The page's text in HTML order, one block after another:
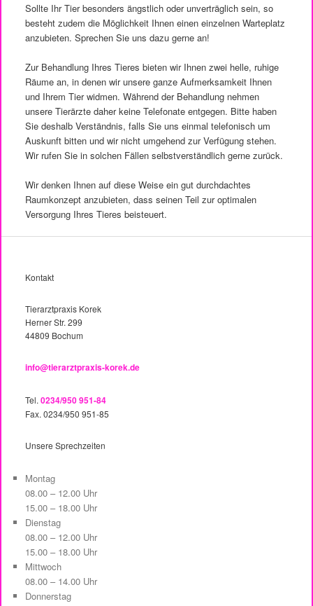
Sollte Ihr Tier besonders ängstlich oder unverträglich sein, so
besteht zudem die Möglichkeit Ihnen einen einzelnen Warteplatz
anzubieten. Sprechen Sie uns dazu gerne an!
Zur Behandlung Ihres Tieres bieten wir Ihnen zwei helle, ruhige
Räume an, in denen wir unsere ganze Aufmerksamkeit Ihnen
und Ihrem Tier widmen. Während der Behandlung nehmen
unsere Tierärzte daher keine Telefonate entgegen. Bitte haben
Sie deshalb Verständnis, falls Sie uns einmal telefonisch um
Auskunft bitten und wir nicht umgehend zur Verfügung stehen.
Wir rufen Sie in solchen Fällen selbstverständlich gerne zurück.
Wir denken Ihnen auf diese Weise ein gut durchdachtes
Raumkonzept anzubieten, dass seinen Teil zur optimalen
Versorgung Ihres Tieres beisteuert.
Kontakt
Tierarztpraxis Korek
Herner Str. 299
44809 Bochum
info@tierarztpraxis-korek.de
Tel. 0234/950 951-84
Fax. 0234/950 951-85
Unsere Sprechzeiten
Montag
08.00 – 12.00 Uhr
15.00 – 18.00 Uhr
Dienstag
08.00 – 12.00 Uhr
15.00 – 18.00 Uhr
Mittwoch
08.00 – 14.00 Uhr
Donnerstag